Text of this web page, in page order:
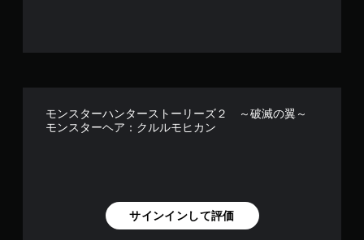
モンスターハンターストーリーズ２ ～破滅の翼～
モンスターヘア：クルルモヒカン
サインインして評価